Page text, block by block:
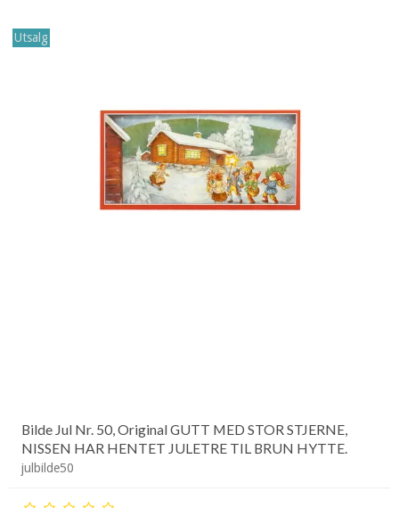
Utsalg
Bilde Jul Nr. 50, Original GUTT MED STOR STJERNE,
NISSEN HAR HENTET JULETRE TIL BRUN HYTTE.
julbilde50